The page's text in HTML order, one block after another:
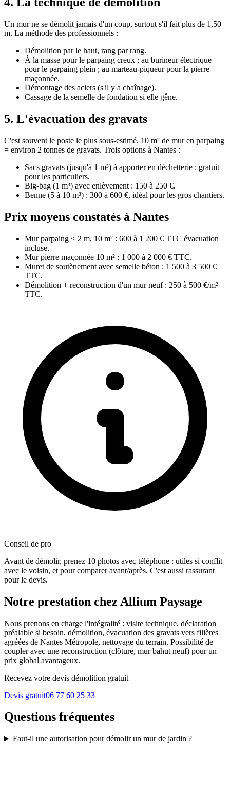
Un mur ne se démolit jamais d'un coup, surtout s'il fait plus de 1,50
m. La méthode des professionnels :
Démolition par le haut, rang par rang.
À la masse pour le parpaing creux ; au burineur électrique
pour le parpaing plein ; au marteau-piqueur pour la pierre
maçonnée.
Démontage des aciers (s'il y a chaînage).
Cassage de la semelle de fondation si elle gêne.
5. L'évacuation des gravats
C'est souvent le poste le plus sous-estimé. 10 m² de mur en parpaing
= environ 2 tonnes de gravats. Trois options à Nantes :
Sacs gravats (jusqu'à 1 m³) à apporter en déchetterie : gratuit
pour les particuliers.
Big-bag (1 m³) avec enlèvement : 150 à 250 €.
Benne (5 à 10 m³) : 300 à 600 €, idéal pour les gros chantiers.
Prix moyens constatés à Nantes
Mur parpaing < 2 m, 10 m² : 600 à 1 200 € TTC évacuation
incluse.
Mur pierre maçonnée 10 m² : 1 000 à 2 000 € TTC.
Muret de soutènement avec semelle béton : 1 500 à 3 500 €
TTC.
Démolition + reconstruction d'un mur neuf : 250 à 500 €/m²
TTC.
Conseil de pro
Avant de démolir, prenez 10 photos avec téléphone : utiles si conflit
avec le voisin, et pour comparer avant/après. C'est aussi rassurant
pour le devis.
Notre prestation chez Allium Paysage
Nous prenons en charge l'intégralité : visite technique, déclaration
préalable si besoin, démolition, évacuation des gravats vers filières
agréées de Nantes Métropole, nettoyage du terrain. Possibilité de
coupler avec une reconstruction (clôture, mur bahut neuf) pour un
prix global avantageux.
Recevez votre devis démolition gratuit
Devis gratuit06 77 60 25 33
Questions fréquentes
Faut-il une autorisation pour démolir un mur de jardin ?